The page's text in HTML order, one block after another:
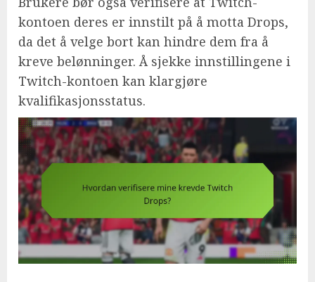
kontoen deres er innstilt på å motta Drops,
da det å velge bort kan hindre dem fra å
kreve belønninger. Å sjekke innstillingene i
Twitch-kontoen kan klargjøre
kvalifikasjonsstatus.